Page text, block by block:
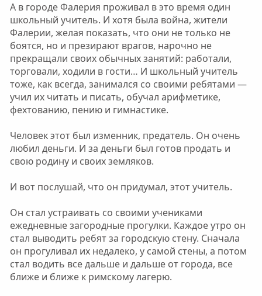
А в городе Фалерия проживал в это время один
школьный учитель. И хотя была война, жители
Фалерии, желая показать, что они не только не
боятся, но и презирают врагов, нарочно не
прекращали своих обычных занятий: работали,
торговали, ходили в гости… И школьный учитель
тоже, как всегда, занимался со своими ребятами —
учил их читать и писать, обучал арифметике,
фехтованию, пению и гимнастике.
Человек этот был изменник, предатель. Он очень
любил деньги. И за деньги был готов продать и
свою родину и своих земляков.
И вот послушай, что он придумал, этот учитель.
Он стал устраивать со своими учениками
ежедневные загородные прогулки. Каждое утро он
стал выводить ребят за городскую стену. Сначала
он прогуливал их недалеко, у самой стены, а потом
стал водить все дальше и дальше от города, все
ближе и ближе к римскому лагерю.